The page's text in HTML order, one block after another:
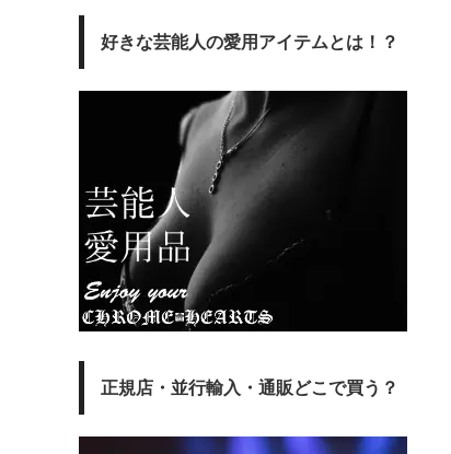
好きな芸能人の愛用アイテムとは！？
正規店・並行輸入・通販どこで買う？